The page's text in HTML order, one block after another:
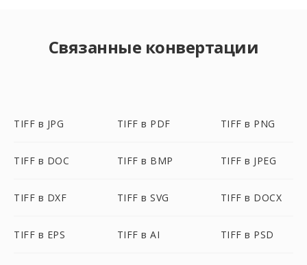
Связанные конвертации
TIFF в JPG TIFF в PDF TIFF в PNG
TIFF в DOC TIFF в BMP TIFF в JPEG
TIFF в DXF TIFF в SVG TIFF в DOCX
TIFF в EPS TIFF в AI TIFF в PSD